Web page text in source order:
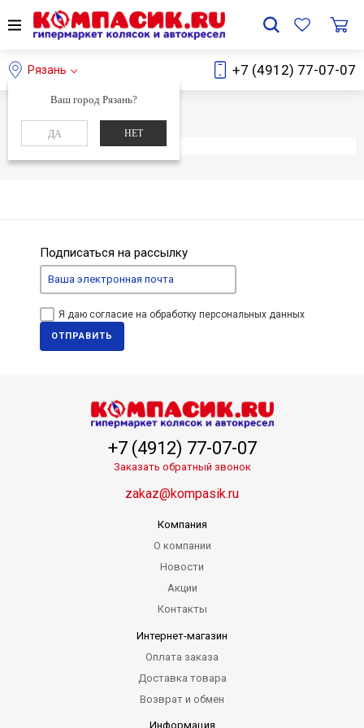
Рязань
Ваш город Рязань?
ДА НЕТ
+7 (4912) 77-07-07
Главная Каталог
Элемент не найден
Подписаться на рассылку
Я даю согласие на обработку персональных данных
ОТПРАВИТЬ
+7 (4912) 77-07-07
Заказать обратный звонок
zakaz@kompasik.ru
Компания
О компании
Новости
Акции
Контакты
Интернет-магазин
Оплата заказа
Доставка товара
Возврат и обмен
Информация